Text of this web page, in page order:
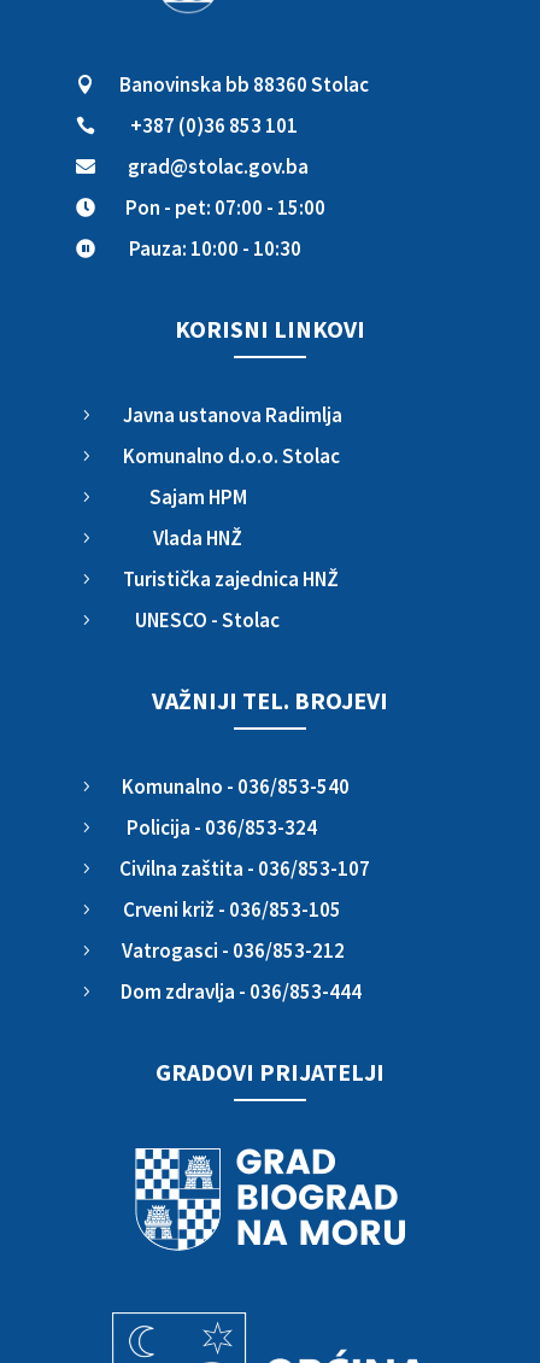
 Banovinska bb 88360 Stolac
 +387 (0)36 853 101
 grad@stolac.gov.ba
 Pon - pet: 07:00 - 15:00
 Pauza: 10:00 - 10:30
KORISNI LINKOVI
5 Javna ustanova Radimlja
5 Komunalno d.o.o. Stolac
5 Sajam HPM
5 Vlada HNŽ
5 Turistička zajednica HNŽ
5 UNESCO - Stolac
VAŽNIJI TEL. BROJEVI
5 Komunalno - 036/853-540
5 Policija - 036/853-324
5 Civilna zaštita - 036/853-107
5 Crveni križ - 036/853-105
5 Vatrogasci - 036/853-212
5 Dom zdravlja - 036/853-444
GRADOVI PRIJATELJI